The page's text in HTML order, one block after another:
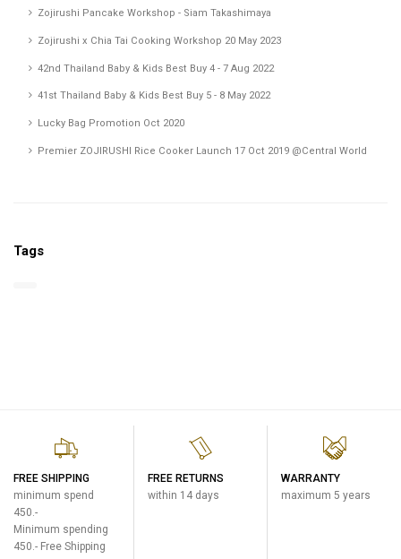
Zojirushi Pancake Workshop - Siam Takashimaya
Zojirushi x Chia Tai Cooking Workshop 20 May 2023
42nd Thailand Baby & Kids Best Buy 4 - 7 Aug 2022
41st Thailand Baby & Kids Best Buy 5 - 8 May 2022
Lucky Bag Promotion Oct 2020
Premier ZOJIRUSHI Rice Cooker Launch 17 Oct 2019 @Central World
Tags
FREE SHIPPING
minimum spend
450.-
Minimum spending
450.- Free Shipping
FREE RETURNS
within 14 days
WARRANTY
maximum 5 years